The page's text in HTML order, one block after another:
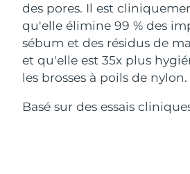
des pores. Il est
qu'elle élimine 99 % des
sébum et des résidus de
et qu'elle est 35x plus
les brosses à poils de nylon.
Basé sur des essais
FOREO APP
À PROPROS
Kazakhstan
Koweït
Lettonie
Liban